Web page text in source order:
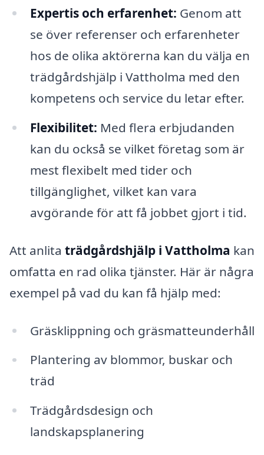
Expertis och erfarenhet: Genom att
se över referenser och erfarenheter
hos de olika aktörerna kan du välja en
trädgårdshjälp i Vattholma med den
kompetens och service du letar efter.
Flexibilitet: Med flera erbjudanden
kan du också se vilket företag som är
mest flexibelt med tider och
tillgänglighet, vilket kan vara
avgörande för att få jobbet gjort i tid.
Att anlita trädgårdshjälp i Vattholma kan
omfatta en rad olika tjänster. Här är några
exempel på vad du kan få hjälp med:
Gräsklippning och gräsmatteunderhåll
Plantering av blommor, buskar och
träd
Trädgårdsdesign och
landskapsplanering